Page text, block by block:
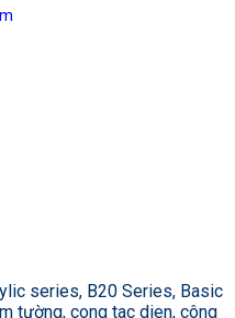
series, B20 Series, Basic
tường, cong tac dien, công